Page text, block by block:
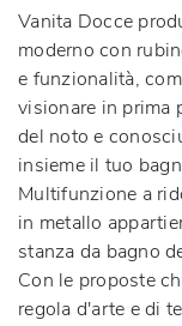
Vanita Docce
moderno con
e funzionalità,
visionare in prima
del noto e
insieme il tuo
Multifunzione a
in metallo
stanza da bagno
Con le proposte
regola d'arte e di